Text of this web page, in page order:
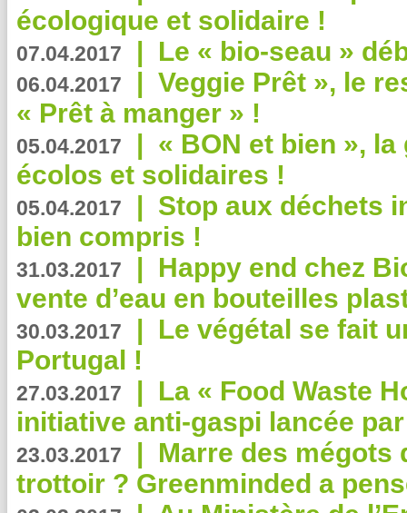
écologique et solidaire !
07.04.2017 | Le « bio-seau »
06.04.2017 | Veggie Prêt », le
« Prêt à manger » !
05.04.2017 | « BON et bien »,
écolos et solidaires !
05.04.2017 | Stop aux déchets
bien compris !
31.03.2017 | Happy end chez
vente d’eau en bouteilles
30.03.2017 | Le végétal se fait
Portugal !
27.03.2017 | La « Food Waste
initiative anti-gaspi lancée
23.03.2017 | Marre des mégots
trottoir ? Greenminded a